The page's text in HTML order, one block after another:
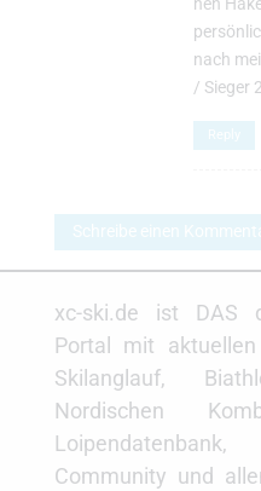
nach
/ Sieger
Reply
Schreibe einen
xc-ski.de ist DAS
Portal mit
Skilanglauf,
Nordischen
Community und